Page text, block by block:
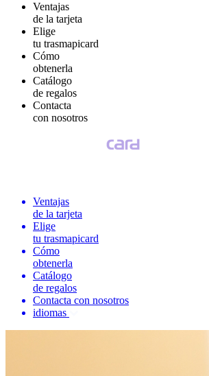
Ventajas
de la tarjeta
Elige
tu trasmapicard
Cómo
obtenerla
Catálogo
de regalos
Contacta
con nosotros
Ventajas
de la tarjeta
Elige
tu trasmapicard
Cómo
obtenerla
Catálogo
de regalos
Contacta con nosotros
idiomas